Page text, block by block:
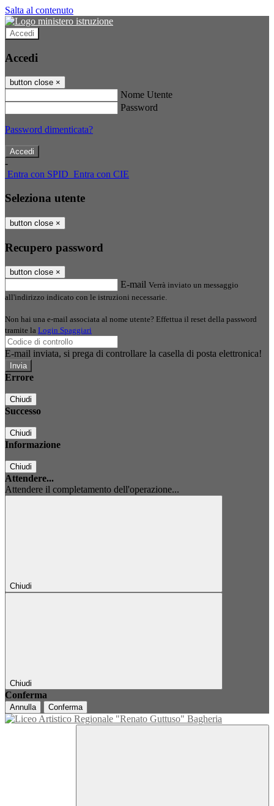
Salta al contenuto
Accedi
Accedi
button close ×
Nome Utente
Password
Password dimenticata?
-
Entra con SPID Entra con CIE
Seleziona utente
button close ×
Recupero password
button close ×
E-mail Verrà inviato un messaggio
all'indirizzo indicato con le istruzioni necessarie.
Non hai una e-mail associata al nome utente? Effettua il reset della password
tramite la Login Spaggiari
E-mail inviata, si prega di controllare la casella di posta elettronica!
Errore
Chiudi
Successo
Chiudi
Informazione
Chiudi
Attendere...
Attendere il completamento dell'operazione...
Chiudi
Chiudi
Conferma
Annulla Conferma